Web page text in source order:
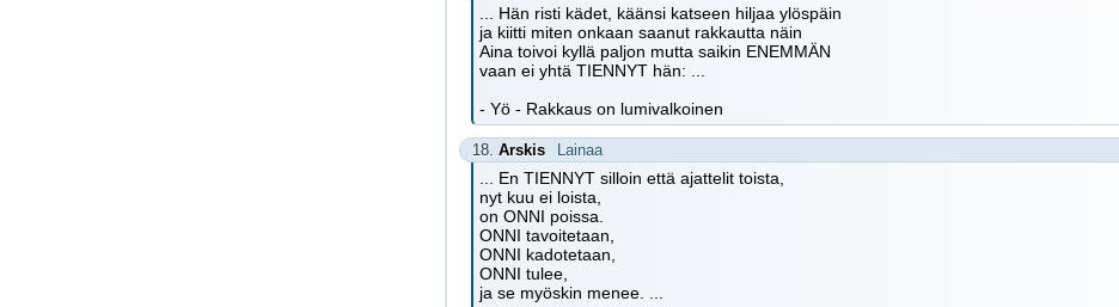
... Hän risti kädet, käänsi katseen hiljaa ylöspäin
ja kiitti miten onkaan saanut rakkautta näin
Aina toivoi kyllä paljon mutta saikin ENEMMÄN
vaan ei yhtä TIENNYT hän: ...
- Yö - Rakkaus on lumivalkoinen
18. Arskis Lainaa
... En TIENNYT silloin että ajattelit toista,
nyt kuu ei loista,
on ONNI poissa.
ONNI tavoitetaan,
ONNI kadotetaan,
ONNI tulee,
ja se myöskin menee. ...